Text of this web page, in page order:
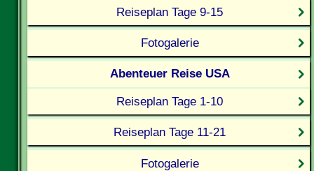
Reiseplan Tage 9-15
Fotogalerie
Abenteuer Reise USA
Reiseplan Tage 1-10
Reiseplan Tage 11-21
Fotogalerie